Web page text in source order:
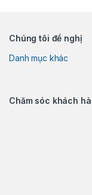
Chúng tôi đề nghị
Danh mục khác
Chăm sóc khách